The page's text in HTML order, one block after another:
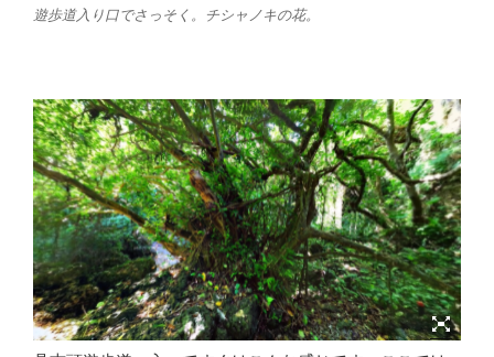
遊歩道入り口でさっそく。チシャノキの花。